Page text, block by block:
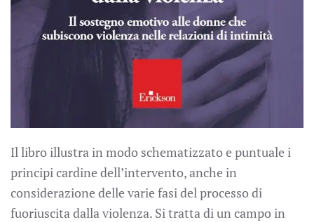
Il libro illustra in modo schematizzato e puntuale i
principi cardine dell’intervento, anche in
considerazione delle varie fasi del processo di
fuoriuscita dalla violenza. Si tratta di un campo in